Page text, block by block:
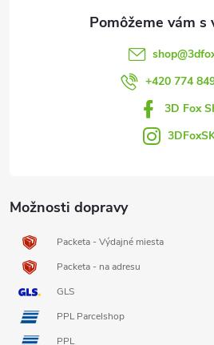
Možnosti dopravy
Packeta - Výdajné miesta
Packeta - na adresu
GLS
PPL Parcelshop
PPL
shop@
+420 774
3D Fox